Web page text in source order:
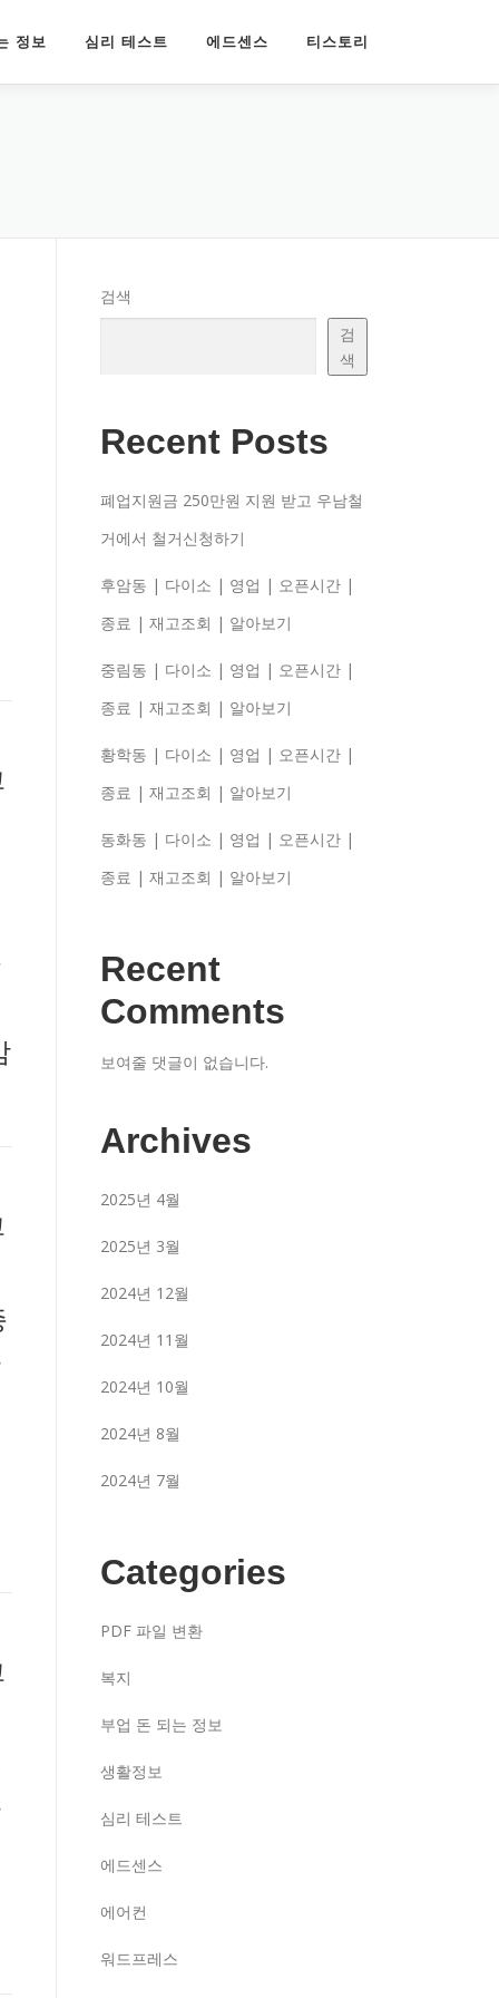
정보 심리 테스트 에드센스 티스토리
검색
검
색
Recent Posts
폐업지원금 250만원 지원 받고 우남철
거에서 철거신청하기
후암동 | 다이소 | 영업 | 오픈시간 |
종료 | 재고조회 | 알아보기
중림동 | 다이소 | 영업 | 오픈시간 |
종료 | 재고조회 | 알아보기
황학동 | 다이소 | 영업 | 오픈시간 |
종료 | 재고조회 | 알아보기
동화동 | 다이소 | 영업 | 오픈시간 |
종료 | 재고조회 | 알아보기
Recent
Comments
보여줄 댓글이 없습니다.
Archives
2025년 4월
2025년 3월
2024년 12월
2024년 11월
2024년 10월
2024년 8월
2024년 7월
Categories
PDF 파일 변환
복지
부업 돈 되는 정보
생활정보
심리 테스트
에드센스
에어컨
워드프레스